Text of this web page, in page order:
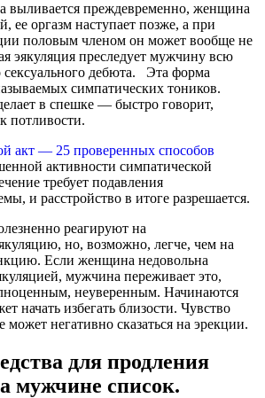
выливается преждевременно, женщина
ее оргазм наступает позже, а при
половым членом он может вообще не
эякуляция преследует мужчину всю
сексуального дебюта. Эта форма
симпатических тоников.
в спешке — быстро говорит,
потливости.
активности симпатической
требует подавления
и расстройство в итоге разрешается.
реагируют на
но, возможно, легче, чем на
Если женщина недовольна
мужчина переживает это,
неуверенным. Начинаются
начать избегать близости. Чувство
может негативно сказаться на эрекции.
для продления
мужчине список.